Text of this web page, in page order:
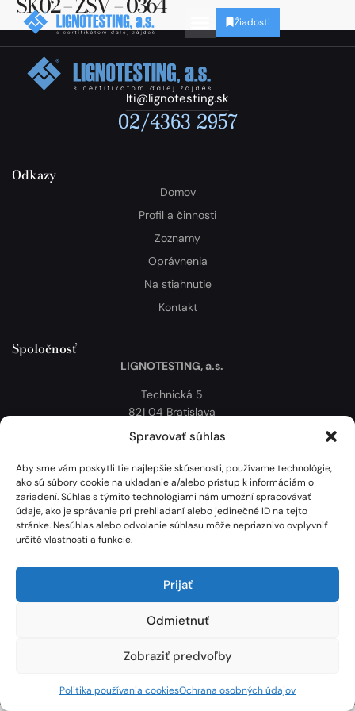
Spravovať súhlas
Aby sme vám poskytli tie najlepšie skúsenosti, používame technológie,
ako sú súbory cookie na ukladanie a/alebo prístup k informáciám o
zariadení. Súhlas s týmito technológiami nám umožní spracovávať
údaje, ako je správanie pri prehliadaní alebo jedinečné ID na tejto
stránke. Nesúhlas alebo odvolanie súhlasu môže nepriaznivo ovplyvniť
určité vlastnosti a funkcie.
Prijať
Odmietnuť
Zobraziť predvoľby
Politika používania cookiesOchrana osobných údajov
Žiadosti
lti@lignotesting.sk
02/4363 2957
Odkazy
Domov
Profil a činnosti
Zoznamy
Oprávnenia
Na stiahnutie
Kontakt
Spoločnosť
LIGNOTESTING, a.s.
Technická 5
821 04 Bratislava
Slovenská republika
Politika používania cookies
Mapa
Lignotesting, a. s. © 2024 | Všetky práva vyhradené. | Vytvoril: Marek Heinfarth.